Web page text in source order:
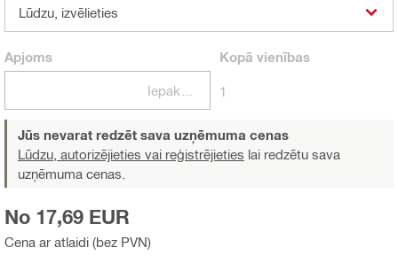
Lūdzu, izvēlieties
Apjoms Kopā vienības
1
Jūs nevarat redzēt sava uzņēmuma cenas
Lūdzu, autorizējieties vai reģistrējieties lai redzētu sava
uzņēmuma cenas.
Cena ar atlaidi (bez PVN)
No 17,69 EUR